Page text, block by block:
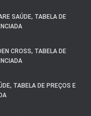
SAÚDE, TABELA DE
CROSS, TABELA DE
TABELA DE PREÇOS E